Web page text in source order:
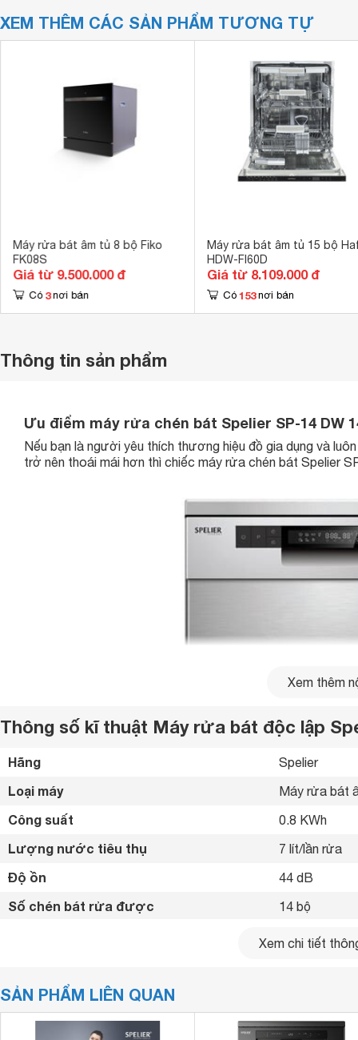
XEM THÊM CÁC SẢN PHẨM TƯƠNG TỰ
Máy rửa bát âm tủ 8 bộ Fiko
FK08S
Giá từ 9.500.000 đ
Có 3 nơi bán
Máy rửa bát âm tủ 15 bộ
HDW-FI60D
Giá từ 8.109.000 đ
Có 153 nơi bán
Thông tin sản phẩm
Ưu điểm máy rửa chén bát Spelier SP-14 DW
Nếu bạn là người yêu thích thương hiệu đồ gia dụng và
trở nên thoái mái hơn thì chiếc máy rửa chén bát Spelier
Thiết kế máy rửa chén bát Spelier SP-14 DW
được thiết kế và sản xuất trên dây chuyền hiện đại của
của châu Âu. Trong đó nổi bật là tiêu chuẩn chất lượng
Xem thêm
Thông số kĩ thuật Máy rửa bát độc lập
Hãng Spelier
Loại máy Máy rửa bát
Công suất 0.8 KWh
Lượng nước tiêu thụ 7 lít/lần rửa
Độ ồn 44 dB
Số chén bát rửa được 14 bộ
Inox
Bảng điều khiển
Số chương trình hoạt động 7 chương
Xem chi tiết
SẢN PHẨM LIÊN QUAN